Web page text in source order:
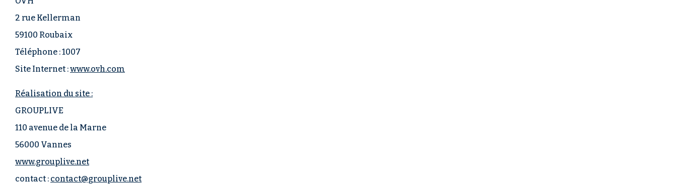
2 rue Kellerman
59100 Roubaix
Téléphone : 1007
Site Internet :www.ovh.com
Réalisation du site :
GROUPLIVE
110 avenue de la Marne
56000 Vannes
www.grouplive.net
contact : contact@grouplive.net